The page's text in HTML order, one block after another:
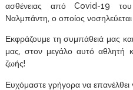
ασθένειας από Covid-19
Ναλμπάντη, ο οποίος
Εκφράζουμε τη συμπάθειά μας
μας, στον μεγάλο αυτό αθλητή
ζωής!
Ευχόμαστε γρήγορα να επανέλθει